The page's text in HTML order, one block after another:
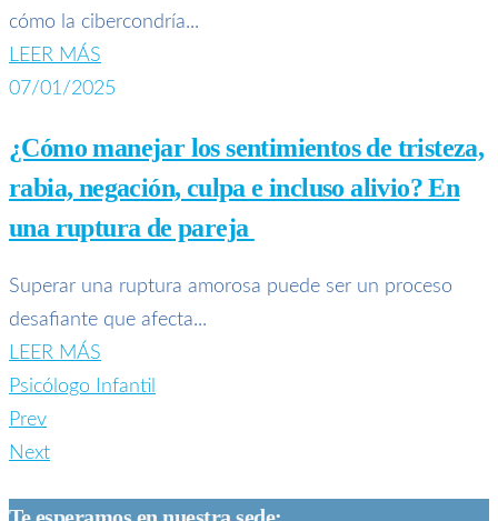
cómo la cibercondría...
LEER MÁS
07/01/2025
¿Cómo manejar los sentimientos de tristeza,
rabia, negación, culpa e incluso alivio? En
una ruptura de pareja
Superar una ruptura amorosa puede ser un proceso
desafiante que afecta...
LEER MÁS
Psicólogo Infantil
Prev
Next